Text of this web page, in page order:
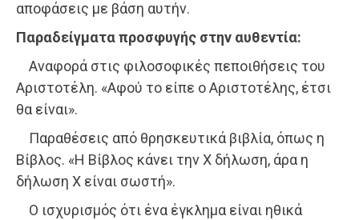
αποφάσεις με βάση αυτήν.
Παραδείγματα προσφυγής στην αυθεντία:
Αναφορά στις φιλοσοφικές πεποιθήσεις του
Αριστοτέλη. «Αφού το είπε ο Αριστοτέλης, έτσι
θα είναι».
Παραθέσεις από θρησκευτικά βιβλία, όπως η
Βίβλος. «Η Βίβλος κάνει την Χ δήλωση, άρα η
δήλωση Χ είναι σωστή».
Ο ισχυρισμός ότι ένα έγκλημα είναι ηθικά